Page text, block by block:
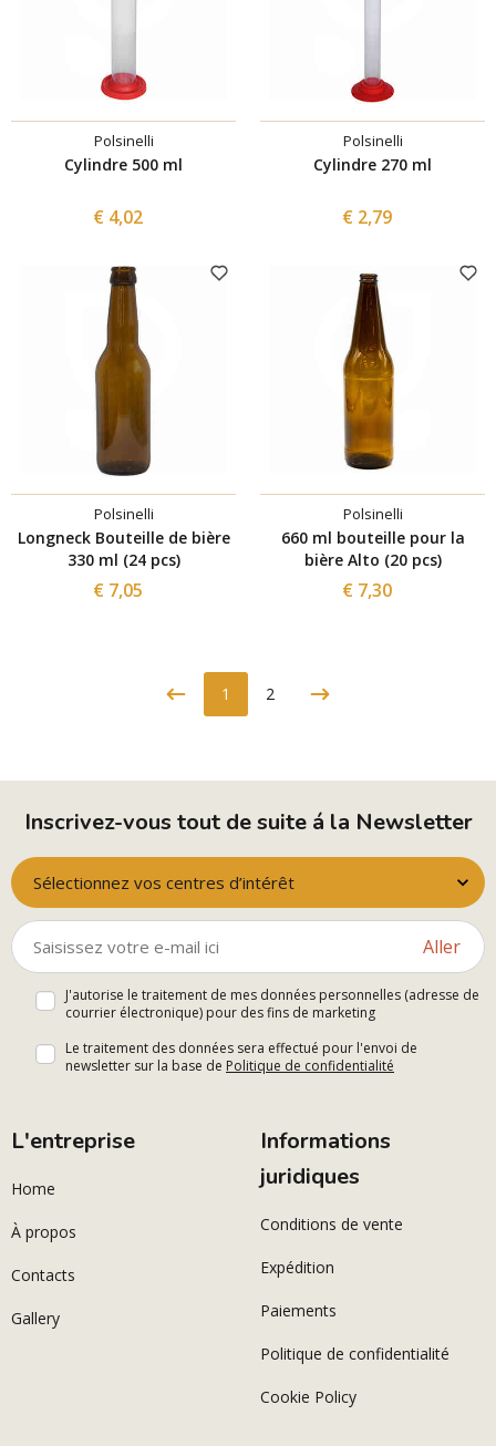
Polsinelli
Cylindre 500 ml
€ 4,02
Polsinelli
Cylindre 270 ml
€ 2,79
Polsinelli
Longneck Bouteille de bière
330 ml (24 pcs)
€ 7,05
Polsinelli
660 ml bouteille pour la
bière Alto (20 pcs)
€ 7,30
1 2
Inscrivez-vous tout de suite á la Newsletter
Sélectionnez vos centres d’intérêt
Aller
J'autorise le traitement de mes données personnelles (adresse de
courrier électronique) pour des fins de marketing
Le traitement des données sera effectué pour l'envoi de
newsletter sur la base de Politique de confidentialité
L'entreprise
Home
À propos
Contacts
Gallery
Informations
juridiques
Conditions de vente
Expédition
Paiements
Politique de confidentialité
Cookie Policy